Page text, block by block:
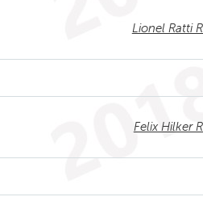
Lionel Ratti
Felix Hilker